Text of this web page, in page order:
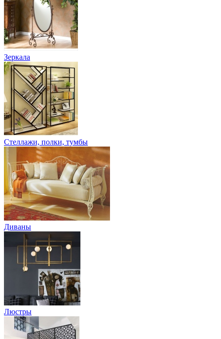
Зеркала
Стеллажи, полки, тумбы
Диваны
Люстры